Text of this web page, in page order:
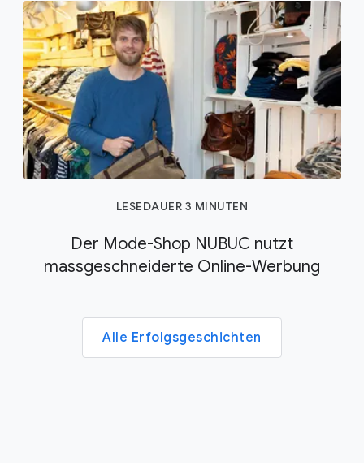
LESEDAUER 3 MINUTEN
Der Mode-Shop NUBUC nutzt
massgeschneiderte Online-Werbung
Alle Erfolgsgeschichten